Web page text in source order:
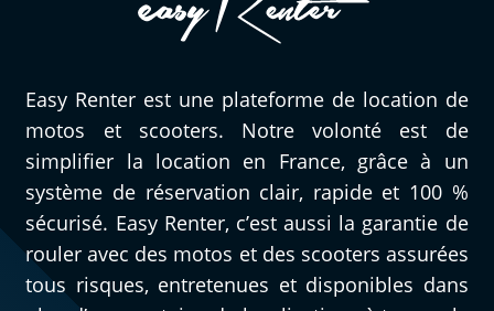
toujours, de l'accueil efficace et rapide du
personnel de Bike Avenue. Je reviendrai
peu de soleil.
PAUL A
Royal Enfield 650 Interceptor ~ Bike
Avenue
20/02/2021
Easy Renter est une plateforme de location de
motos et scooters. Notre volonté est de
simplifier la location en France, grâce à un
système de réservation clair, rapide et 100 %
sécurisé. Easy Renter, c’est aussi la garantie de
rouler avec des motos et des scooters assurées
tous risques, entretenues et disponibles dans